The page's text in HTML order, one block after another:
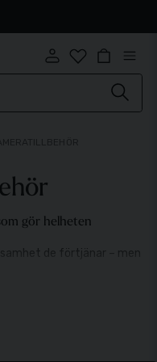
gör helheten
de förtjänar – men
hittar ni produkter som
både användning och